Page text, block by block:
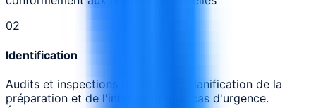
02
Identification
Audits et inspections de sécurité. Planification de la
préparation et de l'intervention en cas d'urgence.